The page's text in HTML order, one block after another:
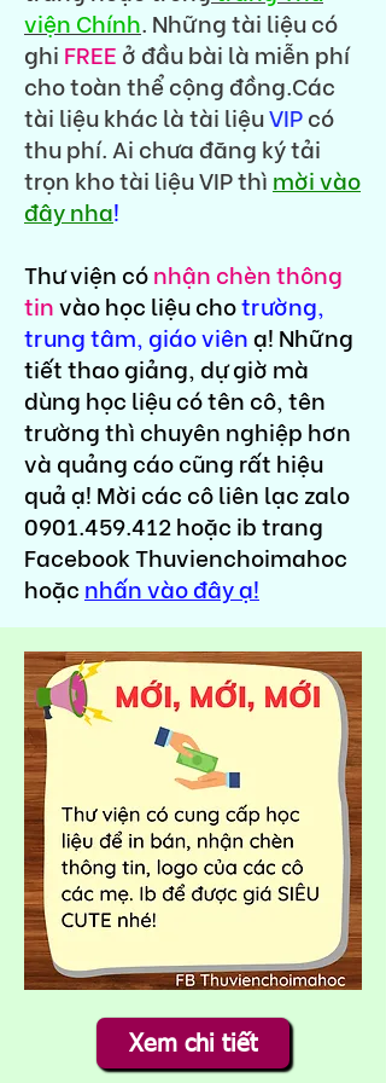
viện Chính. Những tài liệu có
ghi FREE ở đầu bài là miễn phí
cho toàn thể cộng đồng.Các
tài liệu khác là tài liệuVIPcó
thu phí. Ai chưa đăng ký tải
trọn kho tài liệu VIP thì mời vào
đây nha!
Thư viện cónhận chèn thông
tinvào học liệu chotrường,
trung tâm, giáo viênạ! Những
tiết thao giảng, dự giờ mà
dùng học liệu có tên cô, tên
trường thì chuyên nghiệp hơn
và quảng cáo cũng rất hiệu
quả ạ! Mời các cô liên lạc zalo
0901.459.412hoặc ib trang
Facebook Thuvienchoimahoc
hoặc nhấn vào đây ạ!
Xem chi tiết